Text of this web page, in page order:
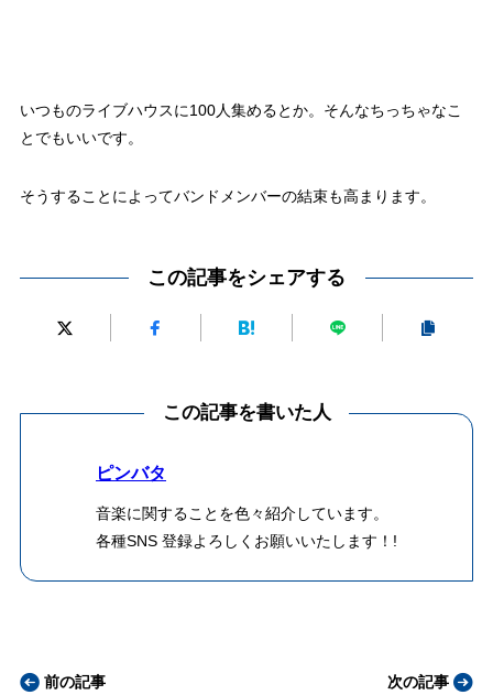
いつものライブハウスに100人集めるとか。そんなちっちゃなこ
とでもいいです。
そうすることによってバンドメンバーの結束も高まります。
この記事をシェアする
この記事を書いた人
ピンバタ
音楽に関することを色々紹介しています。
各種SNS 登録よろしくお願いいたします！!
前の記事 次の記事